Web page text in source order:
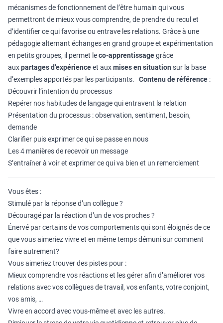
mécanismes de fonctionnement de l’être humain qui vous
permettront de mieux vous comprendre, de prendre du recul et
d’identifier ce qui favorise ou entrave les relations. Grâce à une
pédagogie alternant échanges en grand groupe et expérimentation
en petits groupes, il permet leco-apprentissagegrâce
auxpartages d’expérienceet auxmises en situation sur la base
d’exemples apportés par les participants. Contenu de référence :
Découvrir l’intention du processus
Repérer nos habitudes de langage qui entravent la relation
Présentation du processus : observation, sentiment, besoin,
demande
Clarifier puis exprimer ce qui se passe en nous
Les 4 manières de recevoir un message
S’entraîner à voir et exprimer ce qui va bien et un remerciement
Vous êtes :
Stimulé par la réponse d’un collègue ?
Découragé par la réaction d’un de vos proches ?
Énervé par certains de vos comportements qui sont éloignés de ce
que vous aimeriez vivre et en même temps démuni sur comment
faire autrement?
Vous aimeriez trouver des pistes pour :
Mieux comprendre vos réactions et les gérer afin d’améliorer vos
relations avec vos collègues de travail, vos enfants, votre conjoint,
vos amis, …
Vivre en accord avec vous-même et avec les autres.